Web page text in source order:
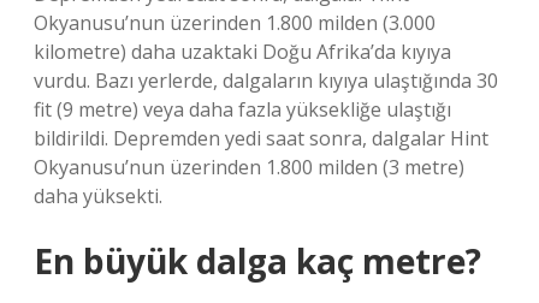
Okyanusu’nun üzerinden 1.800 milden (3.000
kilometre) daha uzaktaki Doğu Afrika’da kıyıya
vurdu. Bazı yerlerde, dalgaların kıyıya ulaştığında 30
fit (9 metre) veya daha fazla yüksekliğe ulaştığı
bildirildi. Depremden yedi saat sonra, dalgalar Hint
Okyanusu’nun üzerinden 1.800 milden (3 metre)
daha yüksekti.
En büyük dalga kaç metre?